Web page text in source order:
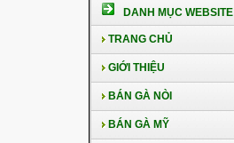
DANH MỤC WEBSITE
TRANG CHỦ
GIỚI THIỆU
BÁN GÀ NÒI
BÁN GÀ MỸ